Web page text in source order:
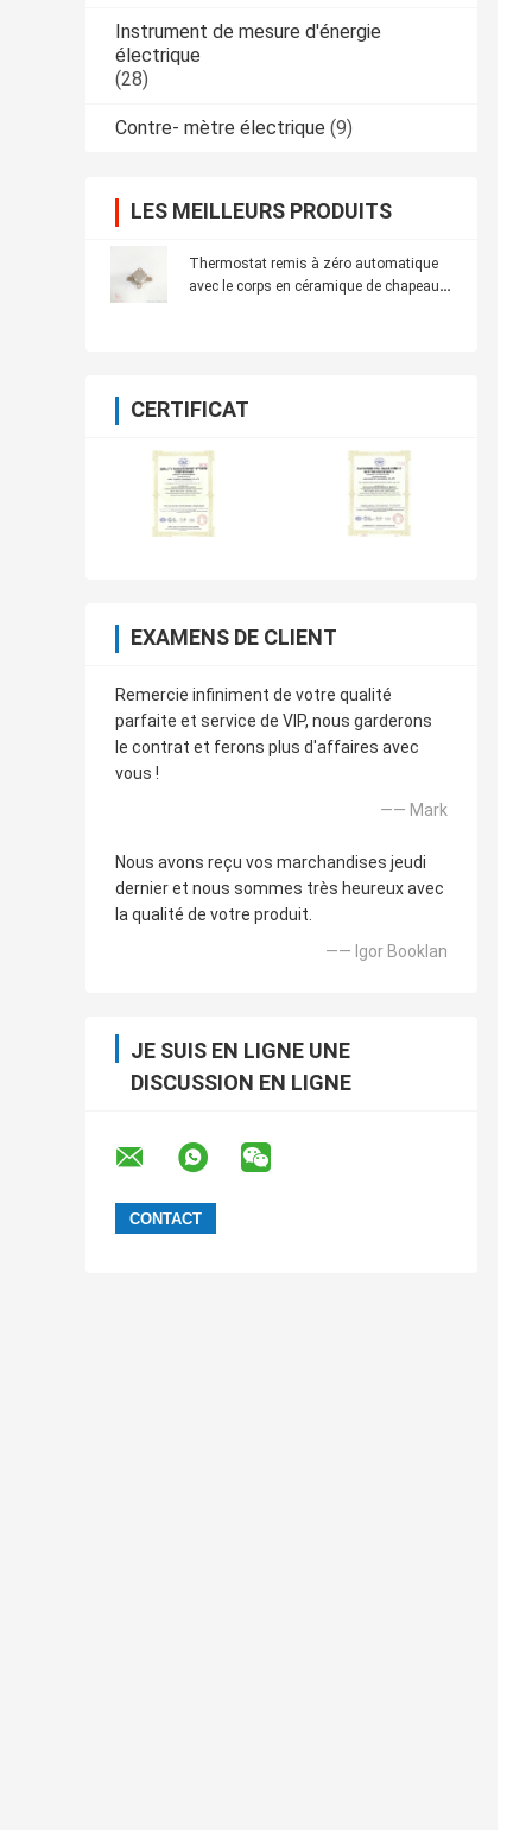
Instrument de mesure d'énergie
électrique
(28)
Contre- mètre électrique (9)
LES MEILLEURS PRODUITS
Thermostat remis à zéro automatique
avec le corps en céramique de chapeau
CERTIFICAT
EXAMENS DE CLIENT
Remercie infiniment de votre qualité
parfaite et service de VIP, nous garderons
le contrat et ferons plus d'affaires avec
vous !
—— Mark
Nous avons reçu vos marchandises jeudi
dernier et nous sommes très heureux avec
la qualité de votre produit.
—— Igor Booklan
JE SUIS EN LIGNE UNE
DISCUSSION EN LIGNE